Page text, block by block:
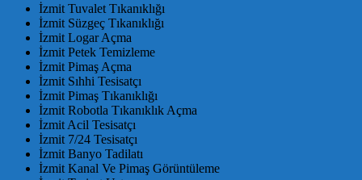
İzmit Tuvalet Tıkanıklığı
İzmit Süzgeç Tıkanıklığı
İzmit Logar Açma
İzmit Petek Temizleme
İzmit Pimaş Açma
İzmit Sıhhi Tesisatçı
İzmit Pimaş Tıkanıklığı
İzmit Robotla Tıkanıklık Açma
İzmit Acil Tesisatçı
İzmit 7/24 Tesisatçı
İzmit Banyo Tadilatı
İzmit Kanal Ve Pimaş Görüntüleme